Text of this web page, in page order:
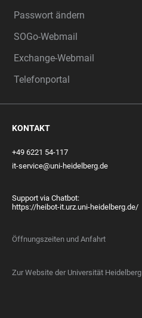
Passwort ändern
SOGo-Webmail
Exchange-Webmail
Telefonportal
KONTAKT
+49 6221 54-117
it-service@uni-heidelberg.de
Support via Chatbot:
https://heibot-it.urz.uni-heidelberg.de/
Öffnungszeiten und Anfahrt
Zur Website der Universität Heidelberg